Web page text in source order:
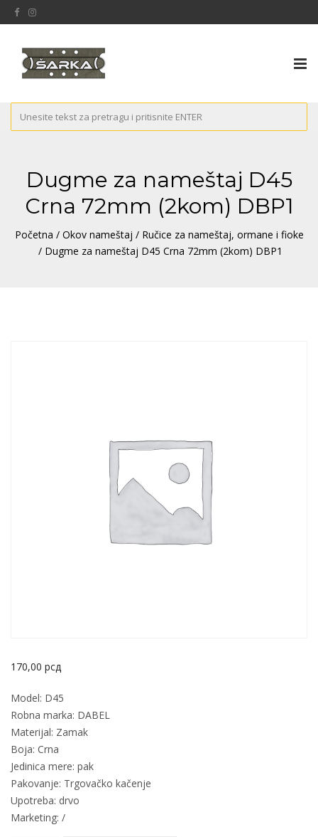
Dugme za nameštaj D45
Crna 72mm (2kom) DBP1
Početna / Okov nameštaj / Ručice za nameštaj, ormane i fioke
/ Dugme za nameštaj D45 Crna 72mm (2kom) DBP1
170,00 рсд
Model: D45
Robna marka: DABEL
Materijal: Zamak
Boja: Crna
Jedinica mere: pak
Pakovanje: Trgovačko kačenje
Upotreba: drvo
Marketing: /